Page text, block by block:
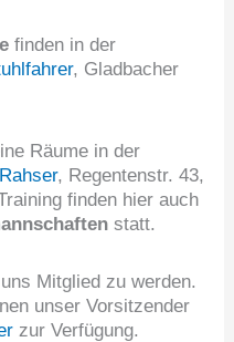
finden in der
, Gladbacher
Räume in der
, Regentenstr. 43,
finden hier auch
statt.
Mitglied zu werden.
unser Vorsitzender
zur Verfügung.